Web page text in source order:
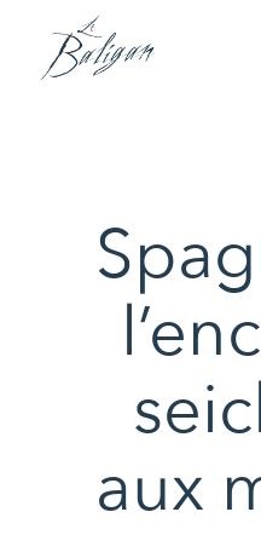
aux